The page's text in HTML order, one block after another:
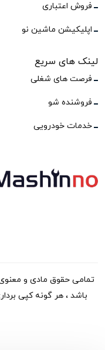
فروش اعتباری
اپلیکیشن ماشین نو
لینک های سریع
فرصت های شغلی
فروشنده شو
خدمات خودرویی
تمامی حقوق مادی و